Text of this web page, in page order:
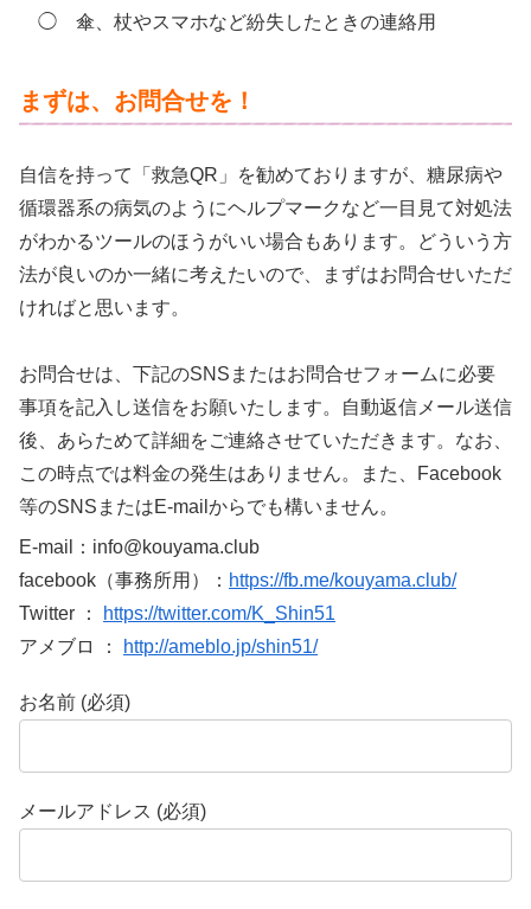
◯ 傘、杖やスマホなど紛失したときの連絡用
まずは、お問合せを！
自信を持って「救急QR」を勧めておりますが、糖尿病や
循環器系の病気のようにヘルプマークなど一目見て対処法
がわかるツールのほうがいい場合もあります。どういう方
法が良いのか一緒に考えたいので、まずはお問合せいただ
ければと思います。
お問合せは、下記のSNSまたはお問合せフォームに必要
事項を記入し送信をお願いたします。自動返信メール送信
後、あらためて詳細をご連絡させていただきます。なお、
この時点では料金の発生はありません。また、Facebook
等のSNSまたはE-mailからでも構いません。
E-mail：info@kouyama.club
facebook（事務所用）： https://fb.me/kouyama.club/
Twitter ：
https://twitter.com/K_Shin51
アメブロ ：
http://ameblo.jp/shin51/
お名前 (必須)
メールアドレス (必須)